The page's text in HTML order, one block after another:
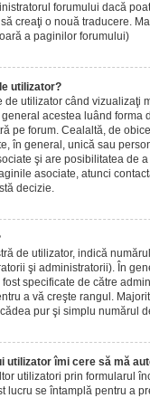
forumului dacă
creaţi o nouă traducere.
a paginilor forumului)
utilizator?
utilizator când vizualizaţi
acestea luând forma
pe forum. Cealaltă, de
în general, unică sau
şi are posibilitatea de
asociate, atunci
decizie.
de utilizator, indică
şi administratorii). În
specificate de către
a vă creşte rangul.
pur şi simplu numărul
utilizator îmi cere să mă
utilizatori prin formularul
lucru se întamplă pentru a